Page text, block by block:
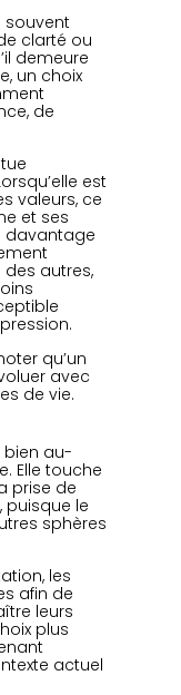
souvent
clarté ou
demeure
un choix
de
est
valeurs, ce
et ses
davantage
des autres,
qu’un
avec
de vie.
bien au-
Elle touche
prise de
puisque le
sphères
les
afin de
leurs
plus
actuel